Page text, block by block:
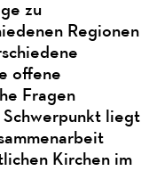
zu
Regionen
offene
Fragen
Schwerpunkt liegt
Kirchen im